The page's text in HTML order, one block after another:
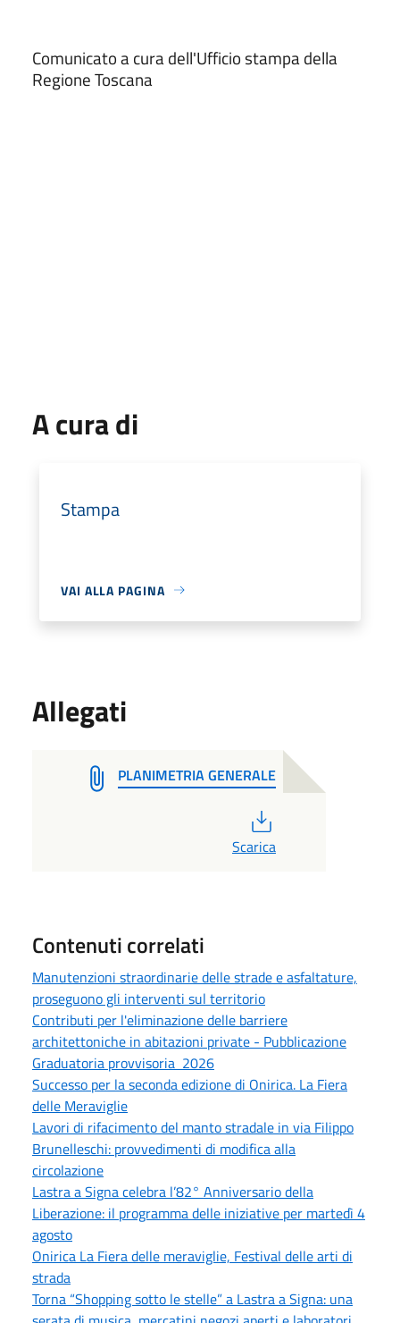
Comunicato a cura dell'Ufficio stampa della
Regione Toscana
A cura di
Stampa
VAI ALLA PAGINA
Allegati
PLANIMETRIA GENERALE
Scarica
Contenuti correlati
Manutenzioni straordinarie delle strade e asfaltature,
proseguono gli interventi sul territorio
Contributi per l'eliminazione delle barriere
architettoniche in abitazioni private - Pubblicazione
Graduatoria provvisoria 2026
Successo per la seconda edizione di Onirica. La Fiera
delle Meraviglie
Lavori di rifacimento del manto stradale in via Filippo
Brunelleschi: provvedimenti di modifica alla
circolazione
Lastra a Signa celebra l’82° Anniversario della
Liberazione: il programma delle iniziative per martedì 4
agosto
Onirica La Fiera delle meraviglie, Festival delle arti di
strada
Torna “Shopping sotto le stelle” a Lastra a Signa: una